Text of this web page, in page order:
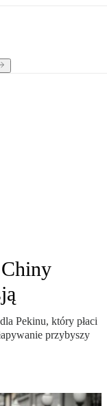
Pekinu, który płaci
przybyszy